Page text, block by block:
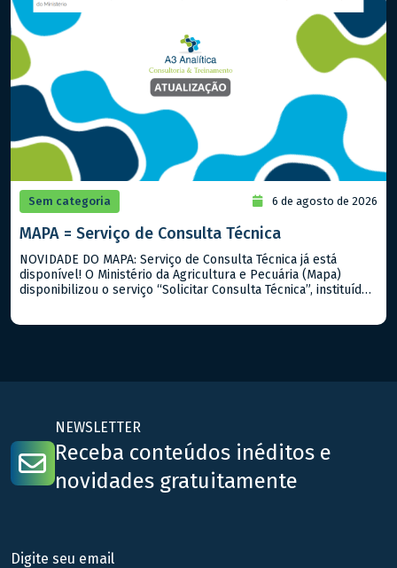
Sem categoria 6 de agosto de 2026
MAPA = Serviço de Consulta Técnica
NOVIDADE DO MAPA: Serviço de Consulta Técnica já está
disponível! O Ministério da Agricultura e Pecuária (Mapa)
disponibilizou o serviço “Solicitar Consulta Técnica”, instituído
NEWSLETTER
Receba conteúdos inéditos e
novidades gratuitamente
Digite seu email